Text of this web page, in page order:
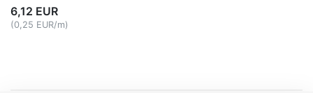
6,12 EUR
(0,25 EUR/m)